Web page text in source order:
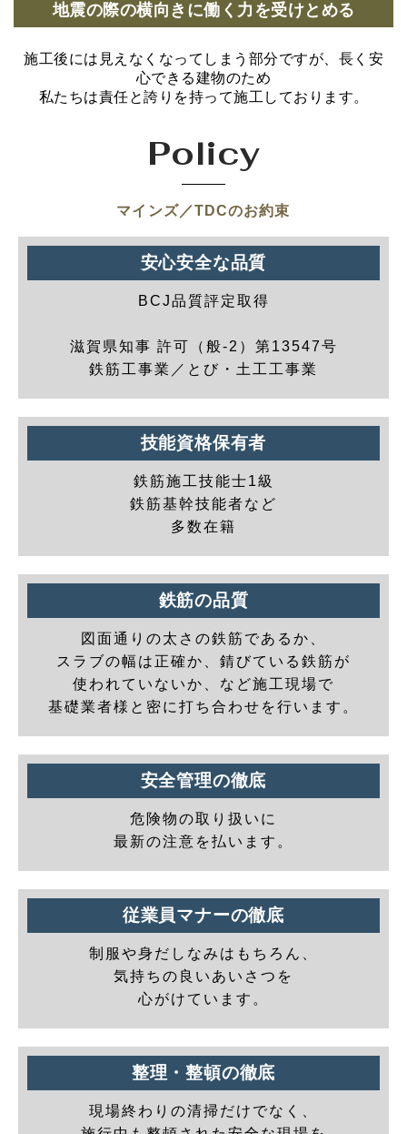
地震の際の横向きに働く力を受けとめる
施工後には見えなくなってしまう部分ですが、長く安
心できる建物のため
私たちは責任と誇りを持って施工しております。
Policy
マインズ／TDCのお約束
安心安全な品質
BCJ品質評定取得
滋賀県知事 許可（般-2）第13547号
鉄筋工事業／とび・土工工事業
技能資格保有者
鉄筋施工技能士1級
鉄筋基幹技能者など
多数在籍
鉄筋の品質
図面通りの太さの鉄筋であるか、
スラブの幅は正確か、錆びている鉄筋が
使われていないか、など施工現場で
基礎業者様と密に打ち合わせを行います。
安全管理の徹底
危険物の取り扱いに
最新の注意を払います。
従業員マナーの徹底
制服や身だしなみはもちろん、
気持ちの良いあいさつを
心がけています。
整理・整頓の徹底
現場終わりの清掃だけでなく、